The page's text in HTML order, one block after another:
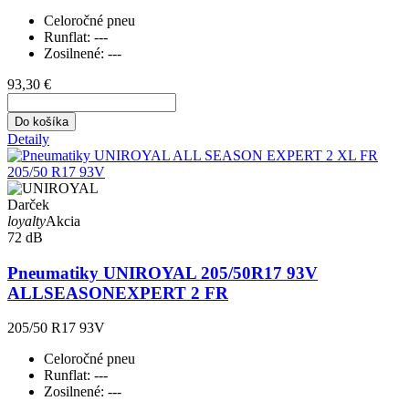
Celoročné pneu
Runflat: ---
Zosilnené: ---
93,30 €
Do košíka
Detaily
Darček
loyaltyAkcia
72 dB
Pneumatiky UNIROYAL 205/50R17 93V
ALLSEASONEXPERT 2 FR
205/50 R17 93V
Celoročné pneu
Runflat: ---
Zosilnené: ---